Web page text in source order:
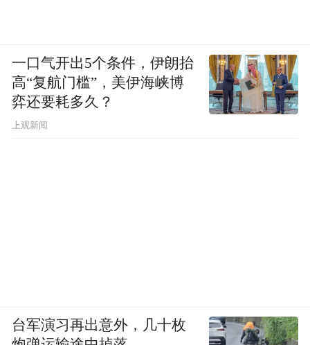
一口气开出5个条件，伊朗抬
高“复航门槛”，美伊海峡博
弈还要耗多久？
上观新闻
台军演习再出意外，几十枚